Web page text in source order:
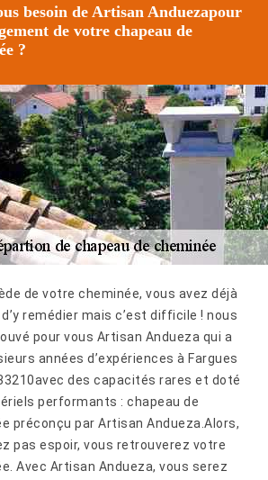
besoin de Artisan Anduezapour
de votre chapeau de
?
de votre cheminée, vous avez déjà
remédier mais c’est difficile ! nous
pour vous Artisan Andueza qui a
années d’expériences à Fargues
des capacités rares et doté
performants : chapeau de
préconçu par Artisan Andueza.Alors,
pas espoir, vous retrouverez votre
Avec Artisan Andueza, vous serez